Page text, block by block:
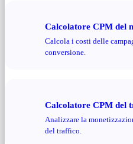
Calcolatore CPM del
Calcola i costi delle
conversione.
Calcolatore CPM del
Analizzare la
del traffico.